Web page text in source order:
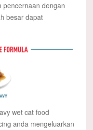
pencernaan dengan
besar dapat
wet cat food
anda mengeluarkan